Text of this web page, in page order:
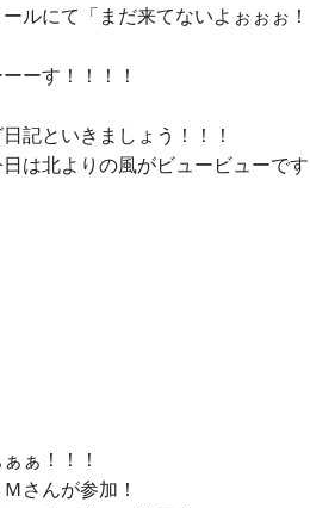
ルにて「まだ来てないよぉぉぉ！
ーす！！！！
記といきましょう！！！
は北よりの風がビュービューです
ぁ！！！
さんが参加！